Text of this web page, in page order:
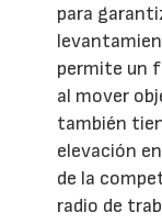
para
permite un
al mover
también
elevación
de la
radio de